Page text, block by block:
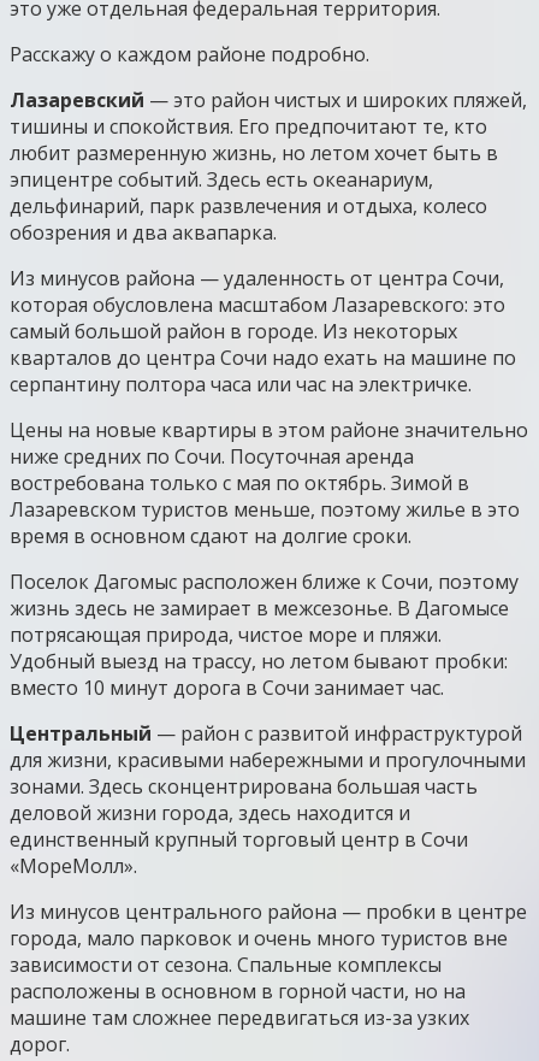
это уже отдельная федеральная территория.
Расскажу о каждом районе подробно.
Лазаревский — это район чистых и широких пляжей,
тишины и спокойствия. Его предпочитают те, кто
любит размеренную жизнь, но летом хочет быть в
эпицентре событий. Здесь есть океанариум,
дельфинарий, парк развлечения и отдыха, колесо
обозрения и два аквапарка.
Из минусов района — удаленность от центра Сочи,
которая обусловлена масштабом Лазаревского: это
самый большой район в городе. Из некоторых
кварталов до центра Сочи надо ехать на машине по
серпантину полтора часа или час на электричке.
Цены на новые квартиры в этом районе значительно
ниже средних по Сочи. Посуточная аренда
востребована только с мая по октябрь. Зимой в
Лазаревском туристов меньше, поэтому жилье в это
время в основном сдают на долгие сроки.
Поселок Дагомыс расположен ближе к Сочи, поэтому
жизнь здесь не замирает в межсезонье. В Дагомысе
потрясающая природа, чистое море и пляжи.
Удобный выезд на трассу, но летом бывают пробки:
вместо 10 минут дорога в Сочи занимает час.
Центральный — район с развитой инфраструктурой
для жизни, красивыми набережными и прогулочными
зонами. Здесь сконцентрирована большая часть
деловой жизни города, здесь находится и
единственный крупный торговый центр в Сочи
«МореМолл».
Из минусов центрального района — пробки в центре
города, мало парковок и очень много туристов вне
зависимости от сезона. Спальные комплексы
расположены в основном в горной части, но на
машине там сложнее передвигаться из-за узких
дорог.